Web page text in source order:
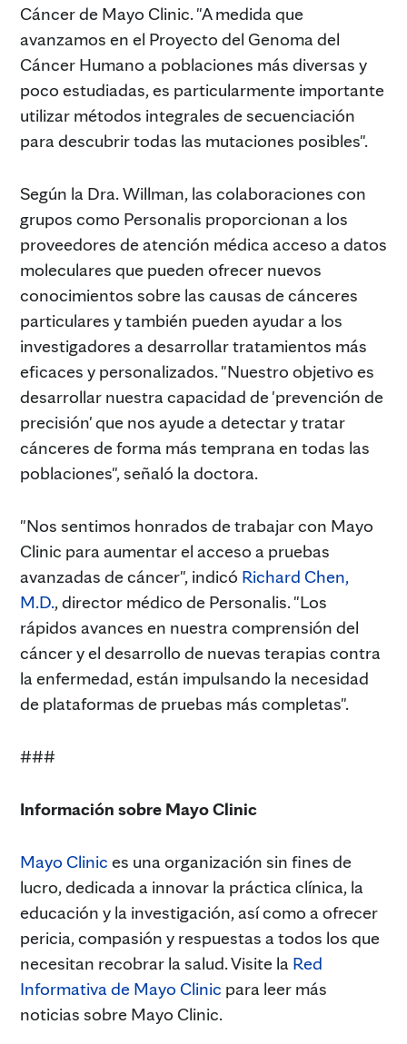
Cáncer de Mayo Clinic. "A medida que
avanzamos en el Proyecto del Genoma del
Cáncer Humano a poblaciones más diversas y
poco estudiadas, es particularmente importante
utilizar métodos integrales de secuenciación
para descubrir todas las mutaciones posibles".
Según la Dra. Willman, las colaboraciones con
grupos como Personalis proporcionan a los
proveedores de atención médica acceso a datos
moleculares que pueden ofrecer nuevos
conocimientos sobre las causas de cánceres
particulares y también pueden ayudar a los
investigadores a desarrollar tratamientos más
eficaces y personalizados. "Nuestro objetivo es
desarrollar nuestra capacidad de 'prevención de
precisión' que nos ayude a detectar y tratar
cánceres de forma más temprana en todas las
poblaciones", señaló la doctora.
"Nos sentimos honrados de trabajar con Mayo
Clinic para aumentar el acceso a pruebas
avanzadas de cáncer", indicó Richard Chen,
M.D., director médico de Personalis. "Los
rápidos avances en nuestra comprensión del
cáncer y el desarrollo de nuevas terapias contra
la enfermedad, están impulsando la necesidad
de plataformas de pruebas más completas".
###
Información sobre Mayo Clinic
Mayo Clinic es una organización sin fines de
lucro, dedicada a innovar la práctica clínica, la
educación y la investigación, así como a ofrecer
pericia, compasión y respuestas a todos los que
necesitan recobrar la salud. Visite la Red
Informativa de Mayo Clinic para leer más
noticias sobre Mayo Clinic.